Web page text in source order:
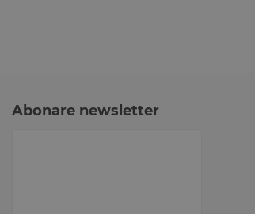
Abonare newsletter